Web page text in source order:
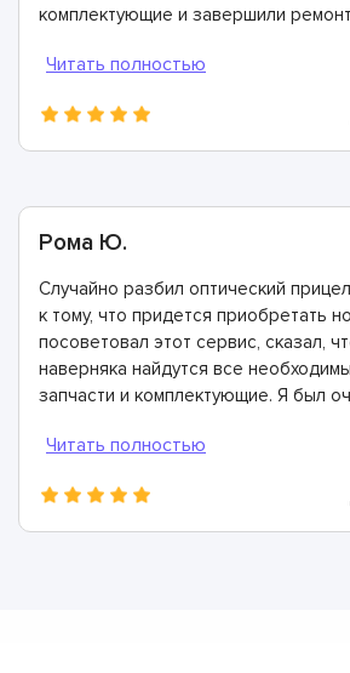
комплектующие и завершили
профи!
Рома Ю.
Случайно разбил оптический
к тому, что придется приобретать
посоветовал этот сервис, сказал,
наверняка найдутся все
запчасти и комплектующие. Я был
прицел буквально заново и
мастера!